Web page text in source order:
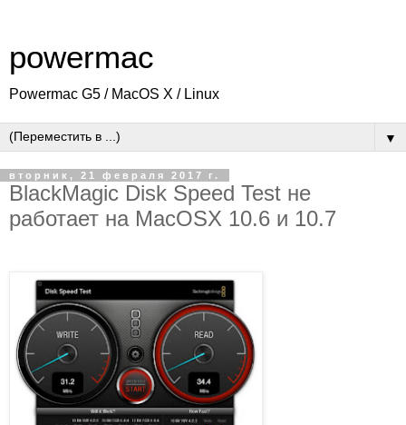
powermac
Powermac G5 / MacOS X / Linux
▼
вторник, 21 февраля 2017 г.
BlackMagic Disk Speed Test не
работает на MacOSX 10.6 и 10.7